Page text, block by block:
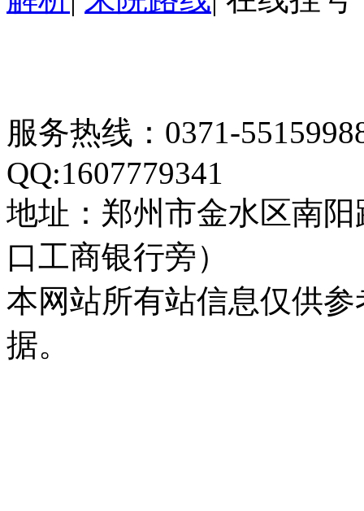
服务热线：0371-
QQ:1607779341
地址：郑州市金水区南
口工商银行旁）
本网站所有站信息仅供
据。